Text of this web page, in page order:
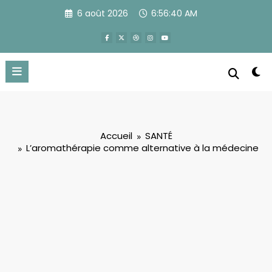
6 août 2026 6:56:41 AM
Accueil
SANTÉ
L’aromathérapie comme alternative à la médecine